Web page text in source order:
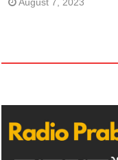
August 7, 2023